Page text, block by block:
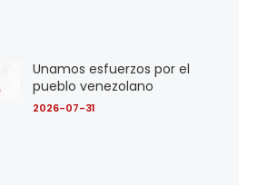
Unamos esfuerzos por el
pueblo venezolano
2026-07-31